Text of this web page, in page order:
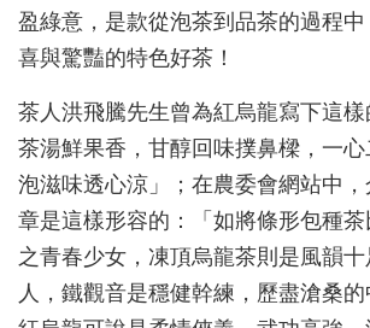
盈綠意，是款從泡茶到品茶的過程
喜與驚豔的特色好茶！
茶人洪飛騰先生曾為紅烏龍寫下這
茶湯鮮果香，甘醇回味撲鼻樑，一
泡滋味透心涼」；在農委會網站中
章是這樣形容的：「如將條形包種
之青春少女，凍頂烏龍茶則是風韻
人，鐵觀音是穩健幹練，歷盡滄桑